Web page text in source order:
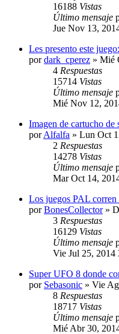
16188 Vistas
Último mensaje
Jue Nov 13,
Les presento este
pordark_cperez » Mié
4 Respuestas
15714 Vistas
Último mensaje
Mié Nov 12,
Imagen de cartucho de
porAlfalfa » Lun Oct
2 Respuestas
14278 Vistas
Último mensaje
Mar Oct 14,
Los juegos PAL
porBonesCollector»
3 Respuestas
16129 Vistas
Último mensaje
Vie Jul 25, 2014
Super UFO 8 donde
por Sebasonic » Vie
8 Respuestas
18717 Vistas
Último mensaje
Mié Abr 30,